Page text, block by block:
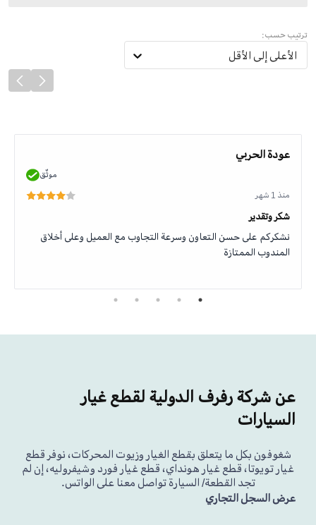
ترتيب حسب:
الأعلى إلى الأقل
عودة الحربي
موثّق
منذ 1 شهر
شكر وتقدير
نشكركم على حسن التعاون وسرعة التجاوب مع العميل وعلى أخلاق
المندوب الممتازة
عن شركة رفرف الدولية لقطع غيار
السيارات
شغوفون بكل ما يتعلق بقطع الغيار وزيوت المحركات، نوفر قطع
غيار تويوتا، قطع غيار هونداي، قطع غيار فورد وشيفروليه، إن لم
تجد القطعة/ السيارة تواصل معنا على الواتس.
عرض السجل التجاري